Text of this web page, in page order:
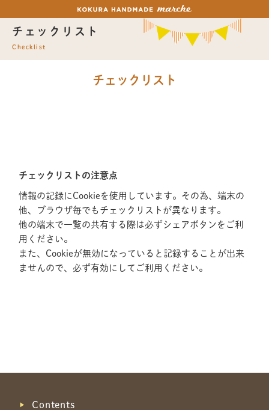
チェックリスト
Checklist
チェックリスト
チェックリストの注意点
情報の記録にCookieを使用しています。その為、端末の
他、ブラウザ毎でもチェックリストが異なります。
他の端末で一覧の共有する際は必ずシェアボタンをご利
用ください。
また、Cookieが無効になっていると記録することが出来
ませんので、必ず有効にしてご利用ください。
Contents